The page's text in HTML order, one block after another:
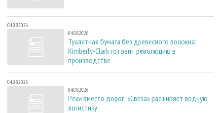
04.08.2026
04.08.2026
Туалетная бумага без древесного волокна:
Kimberly-Clark готовит революцию в
производстве
04.08.2026
04.08.2026
Реки вместо дорог: «Свеза» расширяет водную
логистику